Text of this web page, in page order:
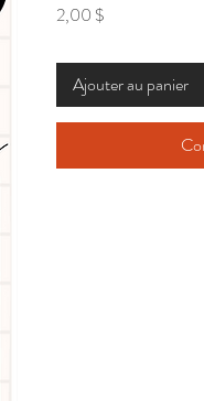
2,00 $
Ajouter au panier